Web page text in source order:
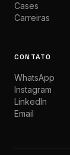
Cases
Carreiras
CONTATO
WhatsApp
Instagram
LinkedIn
Email